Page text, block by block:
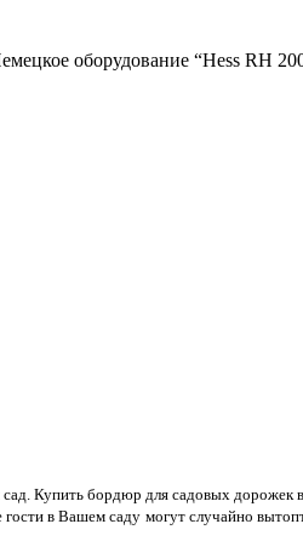
оборудование “Hess RH
Купить бордюр для садовых дорожек
в Вашем саду могут случайно